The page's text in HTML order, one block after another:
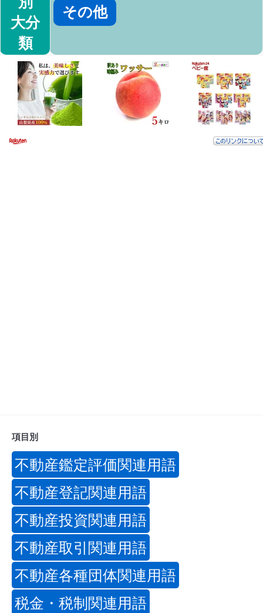
大分
類
その他
項目別
不動産鑑定評価関連用語
不動産登記関連用語
不動産投資関連用語
不動産取引関連用語
不動産各種団体関連用語
税金・税制関連用語